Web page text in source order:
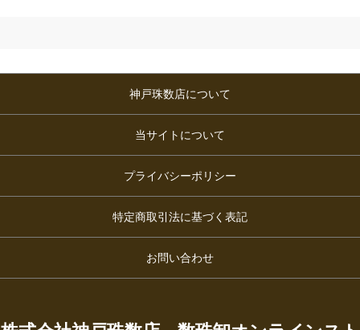
神戸珠数店について
当サイトについて
プライバシーポリシー
特定商取引法に基づく表記
お問い合わせ